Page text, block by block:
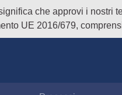
che approvi i nostri
UE 2016/679,